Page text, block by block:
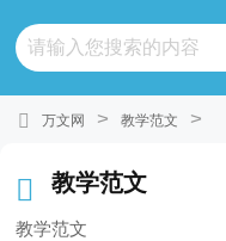
万文网 > 教学范文 >
教学范文
教学范文